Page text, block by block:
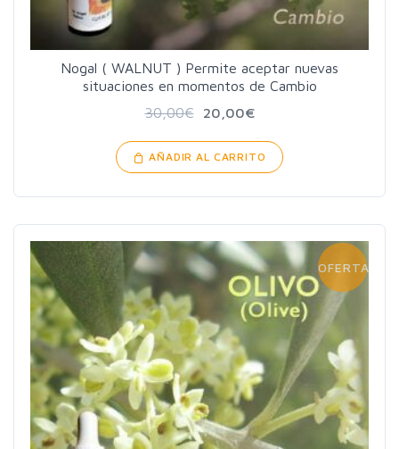
Nogal ( WALNUT ) Permite aceptar nuevas
situaciones en momentos de Cambio
30,00€ 20,00€
AÑADIR AL CARRITO
OFERTA!